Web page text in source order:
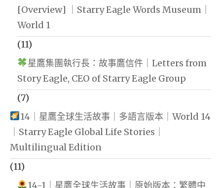
[Overview] ｜Starry Eagle Words Museum｜
World 1
(11)
星鷹集團執行長：故事鷹信件｜Letters from
Story Eagle, CEO of Starry Eagle Group
(7)
14｜星鷹全球生活故事｜多語言版本｜World 14
｜Starry Eagle Global Life Stories｜
Multilingual Edition
(11)
14-1｜星鷹全球生活故事｜原始版本：繁體中